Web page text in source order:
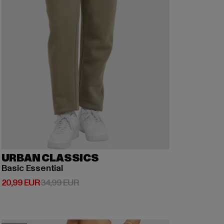
URBAN CLASSICS
Basic Essential
20,99 EUR
Derzeitiger Preis: 20,99 EUR
34,99 EURAktionspreis: 34,99 EUR